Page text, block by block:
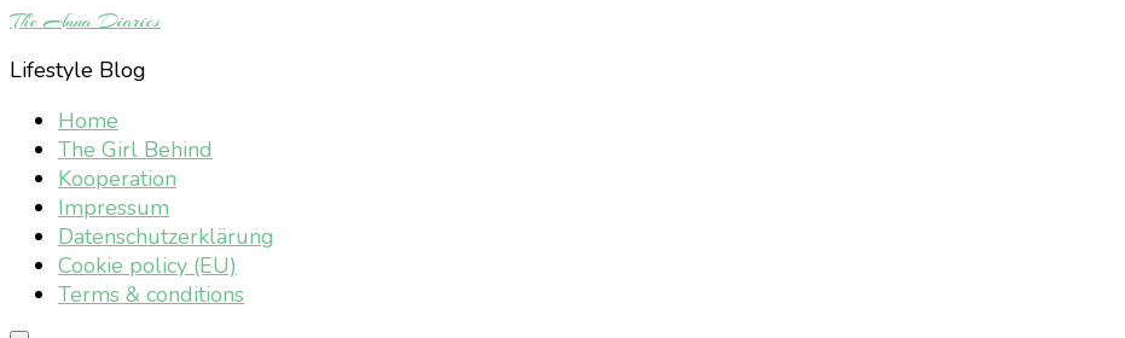
The Anna Diaries
Lifestyle Blog
Home
The Girl Behind
Kooperation
Impressum
Datenschutzerklärung
Cookie policy (EU)
Terms & conditions